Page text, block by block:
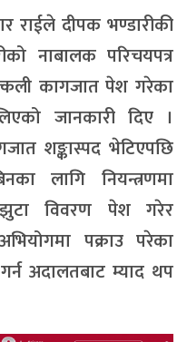
राईले दीपक भण्डारीकी
नाबालक परिचयपत्र
कागजात पेश गरेका
जानकारी दिए ।
शङ्कास्पद भेटिएपछि
लागि नियन्त्रणमा
विवरण पेश गरेर
पक्राउ परेका
अदालतबाट म्याद थप